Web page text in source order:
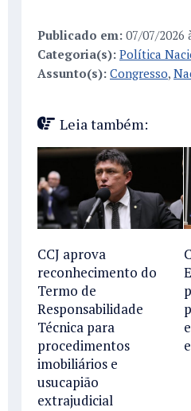
Publicado em: 07/07/2026
Categoria(s): Política
Assunto(s): Congresso,
Leia também:
CCJ aprova
reconhecimento do
Termo de
Responsabilidade
Técnica para
procedimentos
imobiliários e
usucapião
extrajudicial